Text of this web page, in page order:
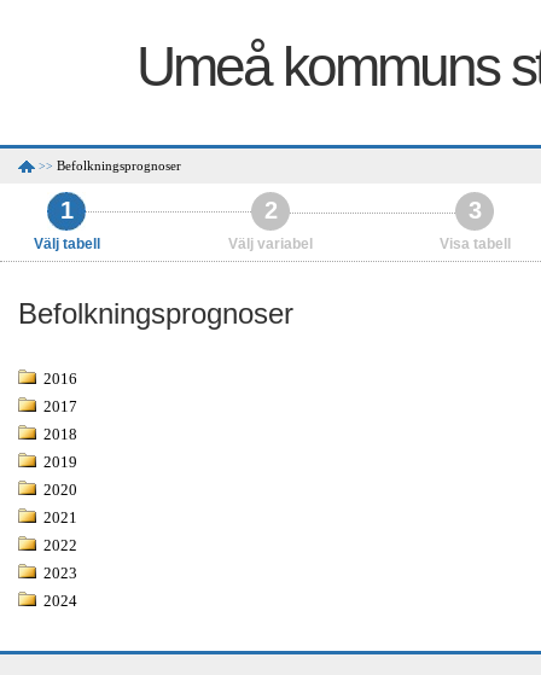
Umeå kommuns
>> Befolkningsprognoser
1
Välj tabell
2
Välj variabel
3
Visa tabell
Befolkningsprognoser
2016
2017
2018
2019
2020
2021
2022
2023
2024